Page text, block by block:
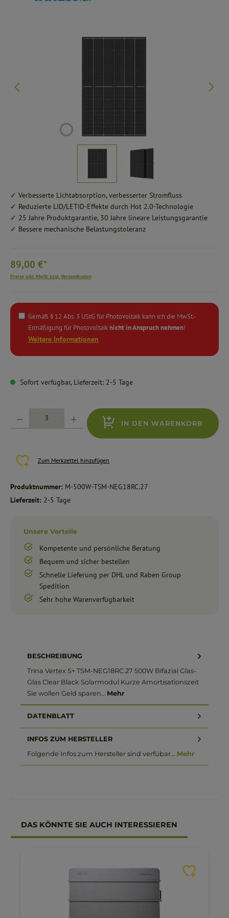
✓ Verbesserte Lichtabsorption, verbesserter Stromfluss
✓ Reduzierte LID/LETID-Effekte durch Hot 2.0-Technologie
✓ 25 Jahre Produktgarantie, 30 Jahre lineare Leistungsgarantie
✓ Bessere mechanische Belastungstoleranz
89,00 €*
Preise inkl. MwSt. zzgl. Versandkosten
Gemäß § 12 Abs. 3 UStG für Photovoltaik kann ich die MwSt.-
Ermäßigung für Photovoltaiknicht in Anspruch nehmen!
Weitere Informationen
Sofort verfügbar, Lieferzeit: 2-5 Tage
Produkt Anzahl: Gib den gewünschten Wert ein oder benutze die Schaltflächen um die Anzahl zu
IN DEN WARENKORB
Zum Merkzettel hinzufügen
Produktnummer: M-500W-TSM-NEG18RC.27
Lieferzeit: 2-5 Tage
Unsere Vorteile
Kompetente und persönliche Beratung
Bequem und sicher bestellen
Schnelle Lieferung per DHL und Raben Group
Spedition
Sehr hohe Warenverfügbarkeit
BESCHREIBUNG
Trina Vertex S+ TSM-NEG18RC.27 500W Bifazial Glas-
Glas Clear Black Solarmodul Kurze Amortisationszeit
Sie wollen Geld sparen… Mehr
DATENBLATT
INFOS ZUM HERSTELLER
Folgende Infos zum Hersteller sind verfübar... Mehr
Produktgalerie überspringen
DAS KÖNNTE SIE AUCH INTERESSIEREN